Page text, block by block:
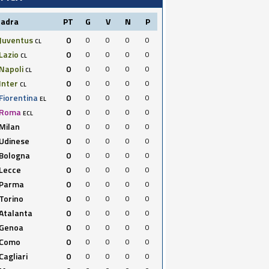
PT G V N
P
CL 0 0 0 0 0
CL 0 0 0 0 0
CL 0 0 0 0 0
CL 0 0 0 0 0
EL 0 0 0 0 0
ECL 0 0 0 0 0
0 0 0 0 0
0 0 0 0 0
0 0 0 0 0
0 0 0 0 0
0 0 0 0 0
0 0 0 0 0
0 0 0 0 0
0 0 0 0 0
0 0 0 0 0
0 0 0 0 0